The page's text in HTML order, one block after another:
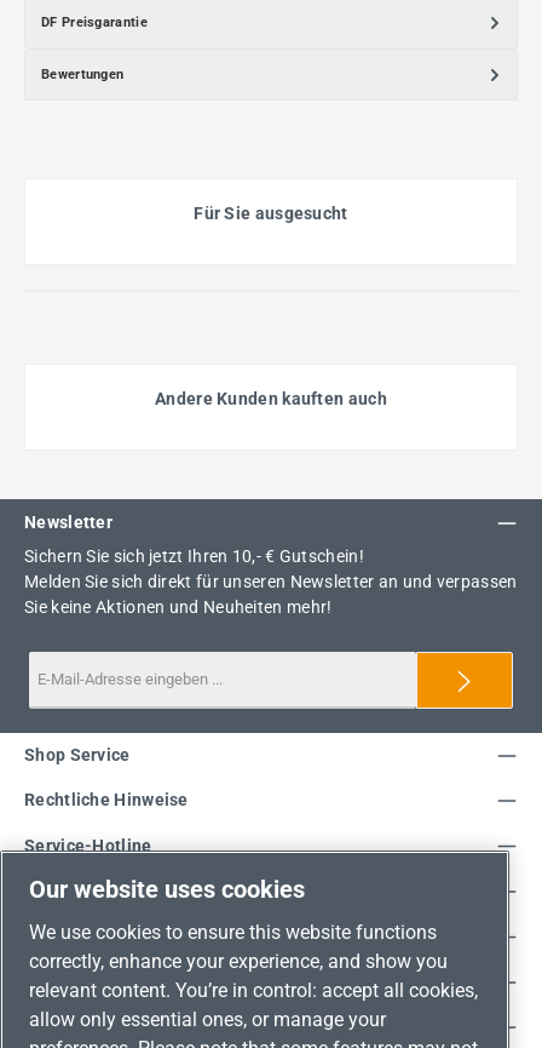
DF Preisgarantie
Bewertungen
Für Sie ausgesucht
Andere Kunden kauften auch
Newsletter
Sichern Sie sich jetzt Ihren 10,- € Gutschein!
Melden Sie sich direkt für unseren Newsletter an und verpassen
Sie keine Aktionen und Neuheiten mehr!
Service-Hotline
Shop Service
Rechtliche Hinweise
Unsere Vorteile
Versandarten
Zahlungsarten
Adresse
Our website uses cookies
We use cookies to ensure this website functions
correctly, enhance your experience, and show you
relevant content. You’re in control: accept all cookies,
allow only essential ones, or manage your